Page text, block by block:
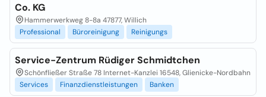
Co. KG
Hammerwerkweg 8-8a 47877, Willich
Professional
Büroreinigung Reinigungs
Service-Zentrum Rüdiger Schmidtchen
Schönfließer Straße 78 Internet-Kanzlei 16548, Glienicke-Nordbahn
Services
Finanzdienstleistungen Banken